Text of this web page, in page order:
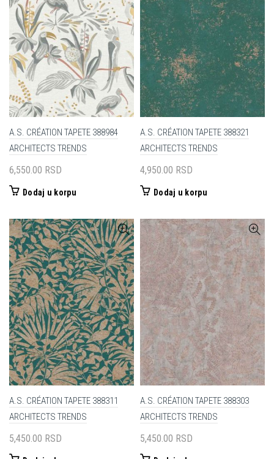
A.S. CRÉATION TAPETE 388984
ARCHITECTS TRENDS
6,550.00 RSD
Dodaj u korpu
A.S. CRÉATION TAPETE 388321
ARCHITECTS TRENDS
4,950.00 RSD
Dodaj u korpu
A.S. CRÉATION TAPETE 388311
ARCHITECTS TRENDS
5,450.00 RSD
A.S. CRÉATION TAPETE 388303
ARCHITECTS TRENDS
5,450.00 RSD